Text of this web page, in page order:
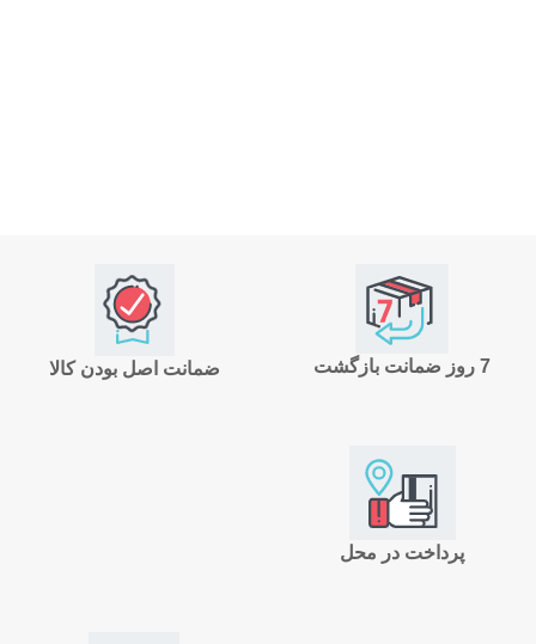
ضمانت اصل بودن کالا 7 روز ضمانت بازگشت
پرداخت در محل